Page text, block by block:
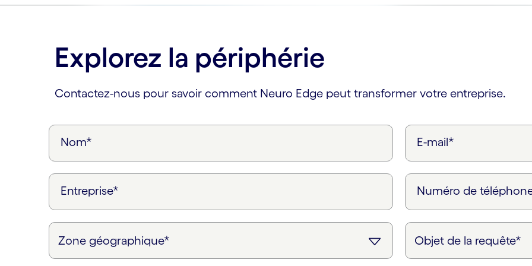
Explorez la périphérie
Contactez-nous pour savoir comment Neuro Edge peut transformer votre entreprise.
Nom* E-mail*
Entreprise* Numéro de